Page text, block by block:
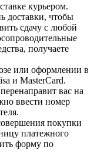
курьером.
доставки, чтобы
сдачу с любой
получаете
или оформлении в
и MasterCard.
вас на
ввести номер
покупки
платежного
форму по